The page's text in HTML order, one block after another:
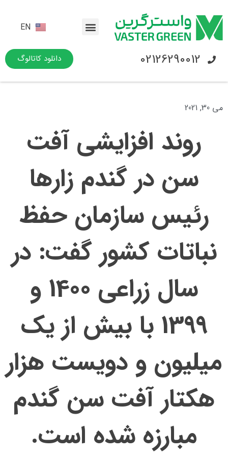
EN
02126290012 دانلود کاتالوگ
می 30, 2021
روند افزايشی آفت
سن در گندم زارها
رئیس سازمان حفظ
نباتات كشور گفت: در
سال زراعی 1400 و
1399 با بیش از یک
میلیون و دویست هزار
هکتار آفت سن گندم
مبارزه شده است.